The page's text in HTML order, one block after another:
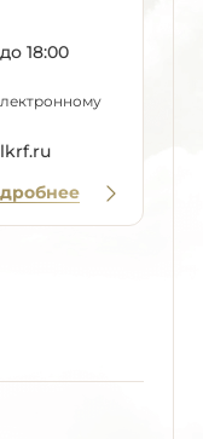
18:00